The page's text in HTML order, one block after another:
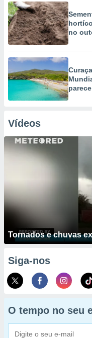
no
Vídeos
Tornados e chuvas
Siga-nos
O tempo no seu